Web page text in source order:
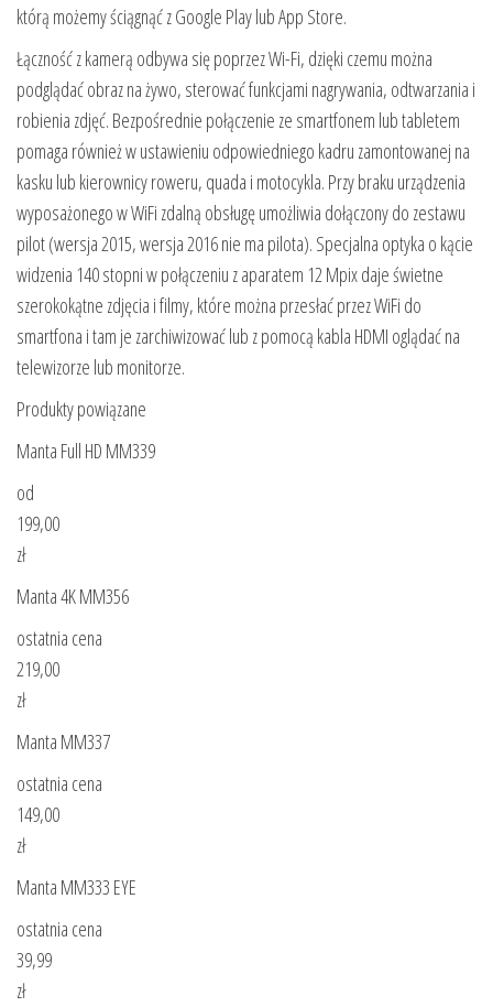
którą możemy ściągnąć z Google Play lub App Store.
Łączność z kamerą odbywa się poprzez Wi-Fi, dzięki czemu można
podglądać obraz na żywo, sterować funkcjami nagrywania, odtwarzania i
robienia zdjęć. Bezpośrednie połączenie ze smartfonem lub tabletem
pomaga również w ustawieniu odpowiedniego kadru zamontowanej na
kasku lub kierownicy roweru, quada i motocykla. Przy braku urządzenia
wyposażonego w WiFi zdalną obsługę umożliwia dołączony do zestawu
pilot (wersja 2015, wersja 2016 nie ma pilota). Specjalna optyka o kącie
widzenia 140 stopni w połączeniu z aparatem 12 Mpix daje świetne
szerokokątne zdjęcia i filmy, które można przesłać przez WiFi do
smartfona i tam je zarchiwizować lub z pomocą kabla HDMI oglądać na
telewizorze lub monitorze.
Produkty powiązane
Manta Full HD MM339
od
199,00
zł
Manta 4K MM356
ostatnia cena
219,00
zł
Manta MM337
ostatnia cena
149,00
zł
Manta MM333 EYE
ostatnia cena
39,99
zł